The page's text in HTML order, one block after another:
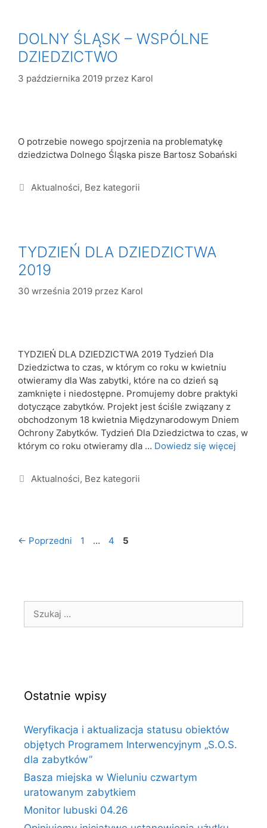
DOLNY ŚLĄSK – WSPÓLNE
DZIEDZICTWO
3 października 2019 przez Karol
O potrzebie nowego spojrzenia na problematykę
dziedzictwa Dolnego Śląska pisze Bartosz Sobański
Aktualności, Bez kategorii
TYDZIEŃ DLA DZIEDZICTWA
2019
30 września 2019 przez Karol
TYDZIEŃ DLA DZIEDZICTWA 2019 Tydzień Dla
Dziedzictwa to czas, w którym co roku w kwietniu
otwieramy dla Was zabytki, które na co dzień są
zamknięte i niedostępne. Promujemy dobre praktyki
dotyczące zabytków. Projekt jest ściśle związany z
obchodzonym 18 kwietnia Międzynarodowym Dniem
Ochrony Zabytków. Tydzień Dla Dziedzictwa to czas, w
którym co roku otwieramy dla … Dowiedz się więcej
Aktualności, Bez kategorii
← Poprzedni 1 … 4 5
Ostatnie wpisy
Weryfikacja i aktualizacja statusu obiektów
objętych Programem Interwencyjnym „S.O.S.
dla zabytków”
Basza miejska w Wieluniu czwartym
uratowanym zabytkiem
Monitor lubuski 04.26